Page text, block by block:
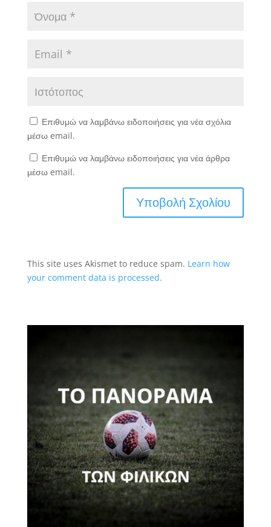
Επιθυμώ να λαμβάνω ειδοποιήσεις για νέα σχόλια
μέσω email.
Επιθυμώ να λαμβάνω ειδοποιήσεις για νέα άρθρα
μέσω email.
This site uses Akismet to reduce spam. Learn how
your comment data is processed.